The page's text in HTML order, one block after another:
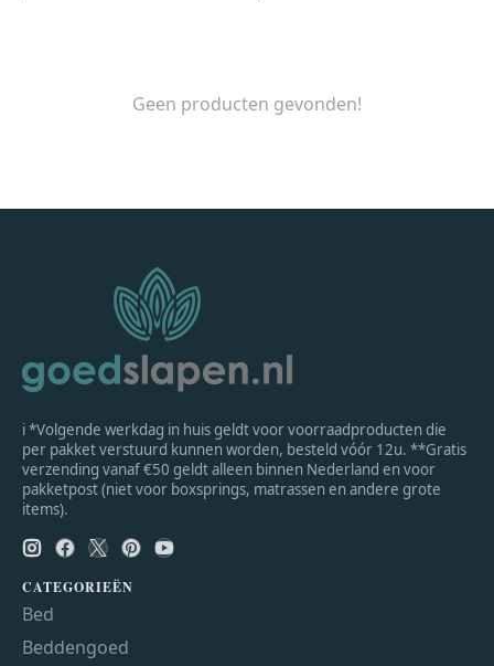
Geen producten gevonden!
ℹ *Volgende werkdag in huis geldt voor voorraadproducten die
per pakket verstuurd kunnen worden, besteld vóór 12u. **Gratis
verzending vanaf €50 geldt alleen binnen Nederland en voor
pakketpost (niet voor boxsprings, matrassen en andere grote
items).
CATEGORIEËN
Bed
Beddengoed